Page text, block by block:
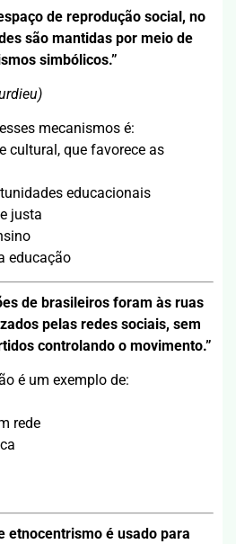
de reprodução social, no
são mantidas por meio de
simbólicos.”
mecanismos é:
cultural, que favorece as
educacionais
justa
educação
de brasileiros foram às ruas
pelas redes sociais, sem
controlando o movimento.”
é um exemplo de:
rede
etnocentrismo é usado para